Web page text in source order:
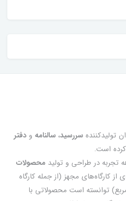
سررسید، سالنامه و دفتر
کرده است.
تجربه در طراحی و تولید محصولات
از کارگاه‌های مجهز (از جمله کارگاه
مساحت ۱۵۰۰ مترمربع) توانسته است محصولاتی با